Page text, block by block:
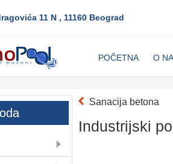
11 N , 11160 Beograd
POČETNA O
Sanacija betona
Industrijski